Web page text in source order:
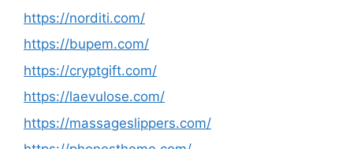
https://norditi.com/
https://bupem.com/
https://cryptgift.com/
https://laevulose.com/
https://massageslippers.com/